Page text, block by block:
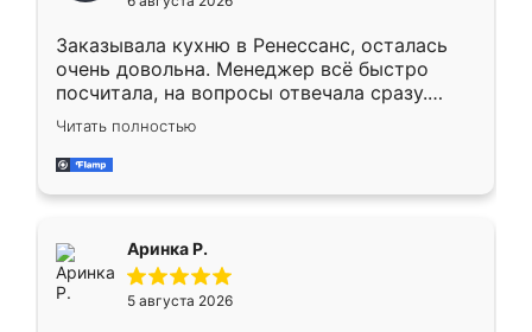
мебели буду заказывать только здесь.
Заказывала кухню в Ренессанс, осталась
очень довольна. Менеджер всё быстро
посчитала, на вопросы отвечала сразу.
Замерщик приехал в субботу, подошёл к
делу со всей ответственностью. Собрали
за день, ребята работали аккуратно, даже
Читать полностью
Аринка Р.
5 августа 2026